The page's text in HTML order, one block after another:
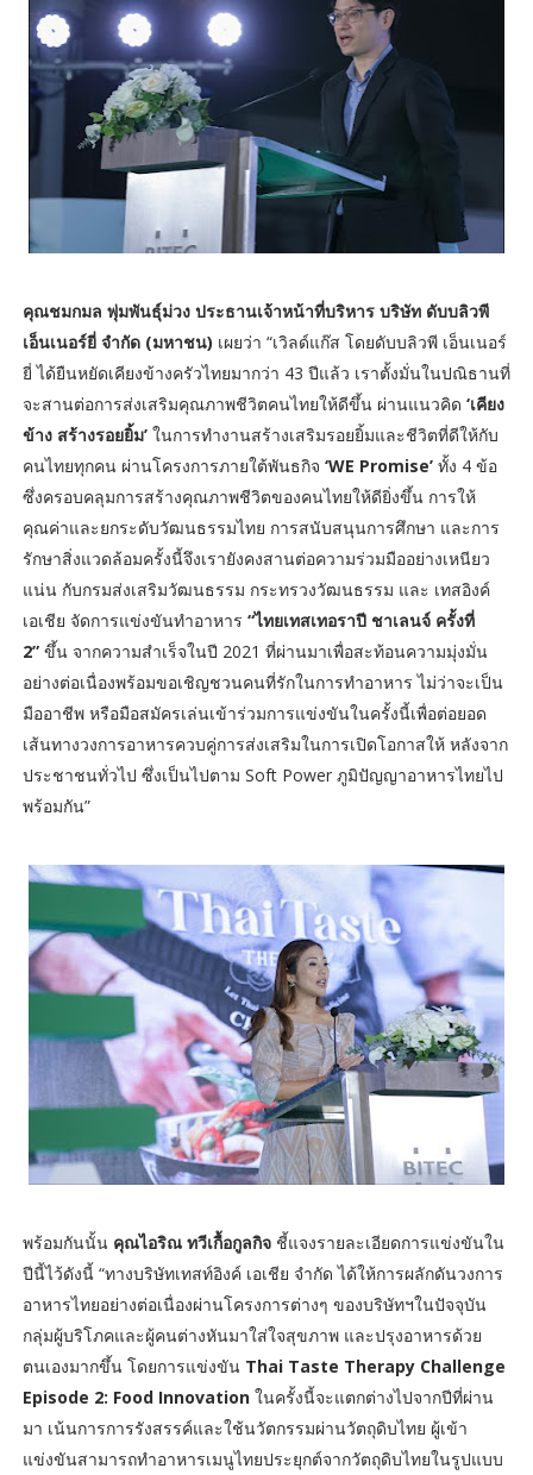
คุณชมกมล พุ่มพันธุ์ม่วง ประธานเจ้าหน้าที่บริหาร บริษัท ดับบลิวพี
เอ็นเนอร์ยี่ จำกัด (มหาชน) เผยว่า “เวิลด์แก๊ส โดยดับบลิวพี เอ็นเนอร์
ยี่ ได้ยืนหยัดเคียงข้างครัวไทยมากว่า 43 ปีแล้ว เราตั้งมั่นในปณิธานที่
จะสานต่อการส่งเสริมคุณภาพชีวิตคนไทยให้ดีขึ้น ผ่านแนวคิด ‘เคียง
ข้าง สร้างรอยยิ้ม’ในการทำงานสร้างเสริมรอยยิ้มและชีวิตที่ดีให้กับ
คนไทยทุกคน ผ่านโครงการภายใต้พันธกิจ ‘WE Promise’ ทั้ง 4 ข้อ
ซึ่งครอบคลุมการสร้างคุณภาพชีวิตของคนไทยให้ดียิ่งขึ้น การให้
คุณค่าและยกระดับวัฒนธรรมไทย การสนับสนุนการศึกษา และการ
รักษาสิ่งแวดล้อมครั้งนี้จึงเรายังคงสานต่อความร่วมมืออย่างเหนียว
แน่น กับกรมส่งเสริมวัฒนธรรม กระทรวงวัฒนธรรม และ เทสอิงค์
เอเชีย จัดการแข่งขันทำอาหาร “ไทยเทสเทอราปี ชาเลนจ์ ครั้งที่
2”ขึ้น จากความสำเร็จในปี 2021 ที่ผ่านมาเพื่อสะท้อนความมุ่งมั่น
อย่างต่อเนื่องพร้อมขอเชิญชวนคนที่รักในการทำอาหาร ไม่ว่าจะเป็น
มืออาชีพ หรือมือสมัครเล่นเข้าร่วมการแข่งขันในครั้งนี้เพื่อต่อยอด
เส้นทางวงการอาหารควบคู่การส่งเสริมในการเปิดโอกาสให้ หลังจาก
ประชาชนทั่วไป ซึ่งเป็นไปตาม Soft Power ภูมิปัญญาอาหารไทยไป
พร้อมกัน”
พร้อมกันนั้น คุณไอริณ ทวีเกื้อกูลกิจชี้แจงรายละเอียดการแข่งขันใน
ปีนี้ไว้ดังนี้ “ทางบริษัทเทสท์อิงค์ เอเชีย จำกัด ได้ให้การผลักดันวงการ
อาหารไทยอย่างต่อเนื่องผ่านโครงการต่างๆ ของบริษัทฯในปัจจุบัน
กลุ่มผู้บริโภคและผู้คนต่างหันมาใส่ใจสุขภาพ และปรุงอาหารด้วย
ตนเองมากขึ้น โดยการแข่งขัน Thai Taste Therapy Challenge
Episode 2: Food Innovationในครั้งนี้จะแตกต่างไปจากปีที่ผ่าน
มา เน้นการการรังสรรค์และใช้นวัตกรรมผ่านวัตถุดิบไทย ผู้เข้า
แข่งขันสามารถทำอาหารเมนูไทยประยุกต์จากวัตถุดิบไทยในรูปแบบ